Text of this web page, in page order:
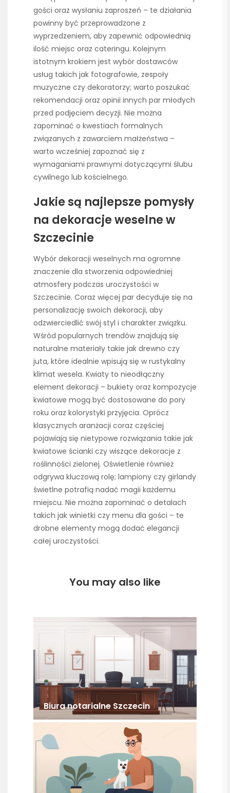
gości oraz wysłaniu zaproszeń – te działania
powinny być przeprowadzone z
wyprzedzeniem, aby zapewnić odpowiednią
ilość miejsc oraz cateringu. Kolejnym
istotnym krokiem jest wybór dostawców
usług takich jak fotografowie, zespoły
muzyczne czy dekoratorzy; warto poszukać
rekomendacji oraz opinii innych par młodych
przed podjęciem decyzji. Nie można
zapominać o kwestiach formalnych
związanych z zawarciem małżeństwa –
warto wcześniej zapoznać się z
wymaganiami prawnymi dotyczącymi ślubu
cywilnego lub kościelnego.
Jakie są najlepsze pomysły
na dekoracje weselne w
Szczecinie
Wybór dekoracji weselnych ma ogromne
znaczenie dla stworzenia odpowiedniej
atmosfery podczas uroczystości w
Szczecinie. Coraz więcej par decyduje się na
personalizację swoich dekoracji, aby
odzwierciedlić swój styl i charakter związku.
Wśród popularnych trendów znajdują się
naturalne materiały takie jak drewno czy
juta, które idealnie wpisują się w rustykalny
klimat wesela. Kwiaty to nieodłączny
element dekoracji – bukiety oraz kompozycje
kwiatowe mogą być dostosowane do pory
roku oraz kolorystyki przyjęcia. Oprócz
klasycznych aranżacji coraz częściej
pojawiają się nietypowe rozwiązania takie jak
kwiatowe ścianki czy wiszące dekoracje z
roślinności zielonej. Oświetlenie również
odgrywa kluczową rolę; lampiony czy girlandy
świetlne potrafią nadać magii każdemu
miejscu. Nie można zapominać o detalach
takich jak winietki czy menu dla gości – te
drobne elementy mogą dodać elegancji
całej uroczystości.
You may also like
Biura notarialne Szczecin